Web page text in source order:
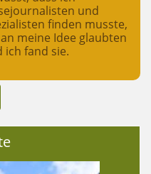
und
finden musste,
meine Idee glaubten
ich fand sie.